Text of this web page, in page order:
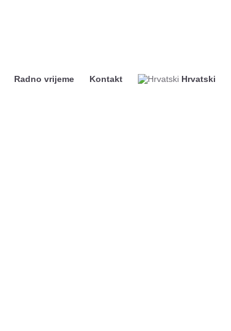
Radno vrijeme Kontakt Hrvatski